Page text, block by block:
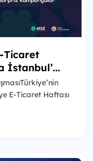
Ticaret
İstanbul’...
E-Ticaret Haftası